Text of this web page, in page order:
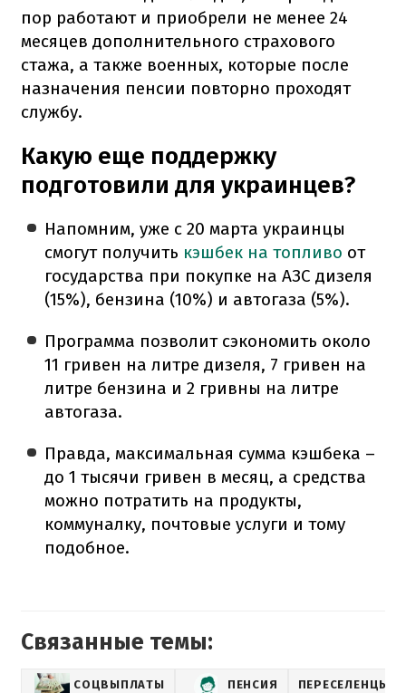
пор работают и приобрели не менее 24
месяцев дополнительного страхового
стажа, а также военных, которые после
назначения пенсии повторно проходят
службу.
Какую еще поддержку
подготовили для украинцев?
Напомним, уже с 20 марта украинцы
смогут получить кэшбек на топливо от
государства при покупке на АЗС дизеля
(15%), бензина (10%) и автогаза (5%).
Программа позволит сэкономить около
11 гривен на литре дизеля, 7 гривен на
литре бензина и 2 гривны на литре
автогаза.
Правда, максимальная сумма кэшбека –
до 1 тысячи гривен в месяц, а средства
можно потратить на продукты,
коммуналку, почтовые услуги и тому
подобное.
Связанные темы:
СОЦВЫПЛАТЫ ПЕНСИЯ ПЕРЕСЕЛЕНЦЫ